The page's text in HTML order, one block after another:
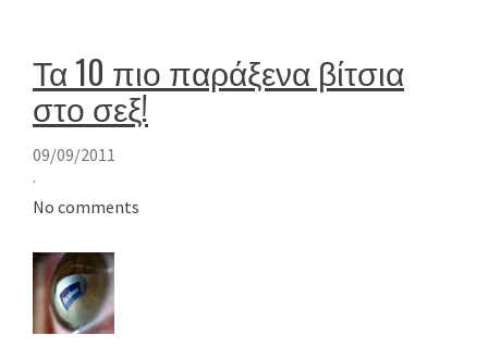
Τα 10 πιο παράξενα βίτσια
στο σεξ!
09/09/2011
·
No comments